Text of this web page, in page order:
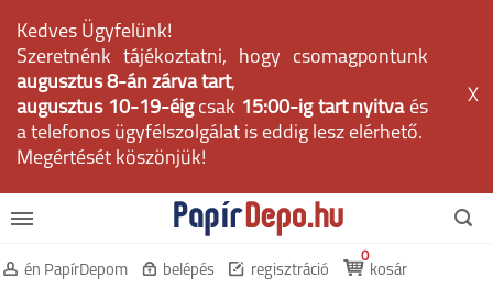
Kedves Ügyfelünk!
Szeretnénk tájékoztatni, hogy csomagpontunk
augusztus 8-án zárva tart,
augusztus 10-19-éig csak 15:00-ig tart nyitvaés
a telefonos ügyfélszolgálat is eddig lesz elérhető.
Megértését köszönjük!
X
én PapírDepom belépés regisztráció kosár
0